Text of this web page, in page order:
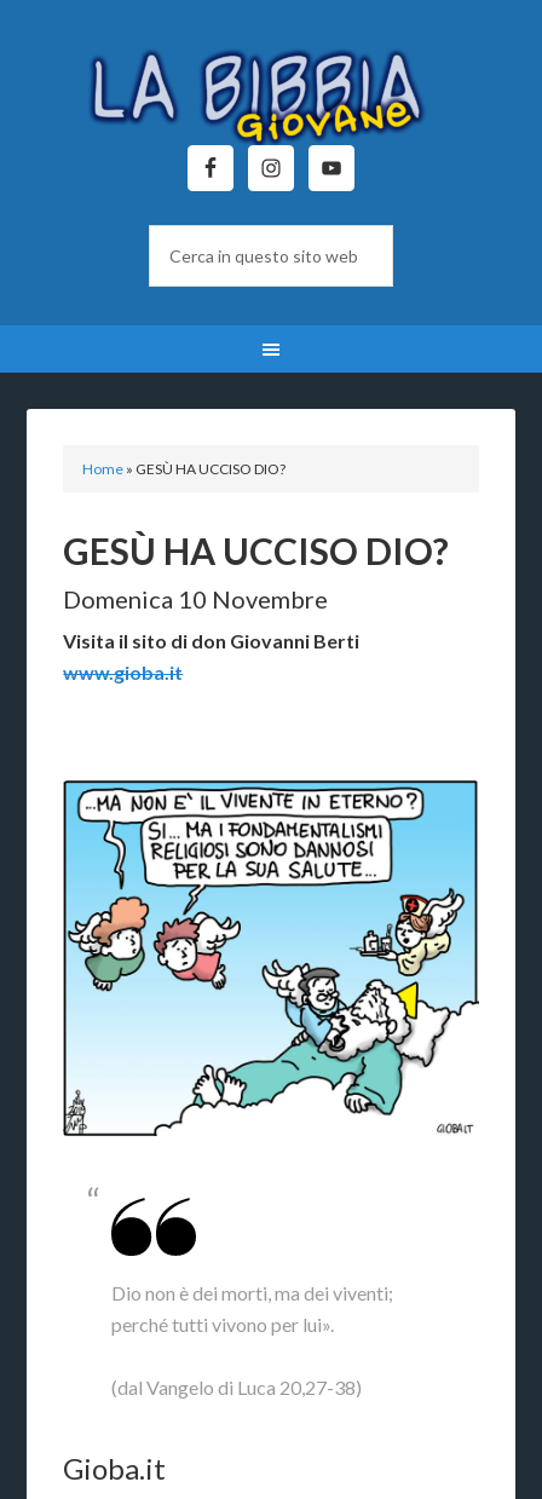
Home » GESÙ HA UCCISO DIO?
GESÙ HA UCCISO DIO?
Domenica 10 Novembre
Visita il sito di don Giovanni Berti
www.gioba.it
Dio non è dei morti, ma dei viventi;
perché tutti vivono per lui».
(dal Vangelo di Luca 20,27-38)
Gioba.it